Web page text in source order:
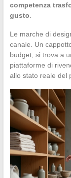
competenza
gusto
Le marche di
canale. Un
budget, si trova a
piattaforme di
allo stato reale del